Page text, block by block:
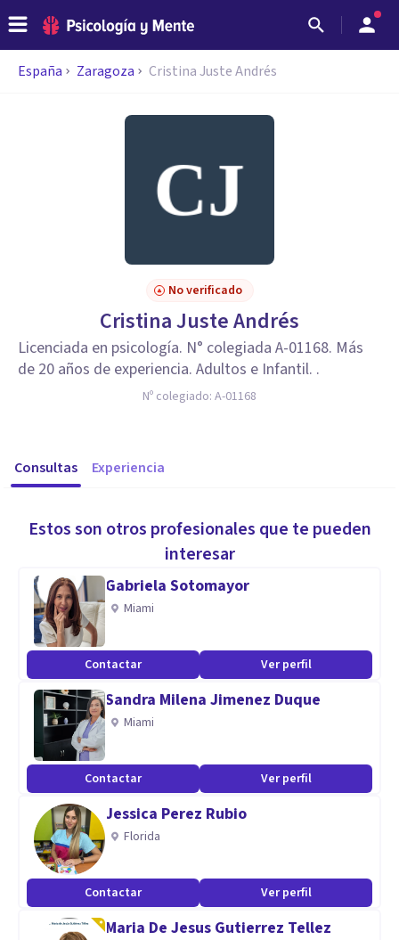
España Zaragoza Cristina Juste Andrés
No verificado
Cristina Juste Andrés
Licenciada en psicología. N° colegiada A-01168. Más
de 20 años de experiencia. Adultos e Infantil. .
Nº colegiado: A-01168
Consultas Experiencia
Estos son otros profesionales que te pueden
interesar
Gabriela Sotomayor
Miami
Contactar Ver perfil
Sandra Milena Jimenez Duque
Miami
Contactar Ver perfil
Jessica Perez Rubio
Florida
Contactar Ver perfil
Maria De Jesus Gutierrez Tellez